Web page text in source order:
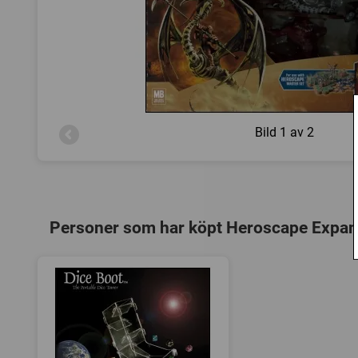
Bild 1 av 2
Personer som har köpt Heroscape